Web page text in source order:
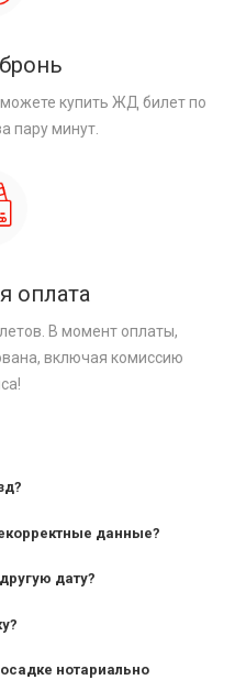
купить ЖД билет по
пару минут.
оплата
В момент оплаты,
включая комиссию
данные?
дату?
нотариально